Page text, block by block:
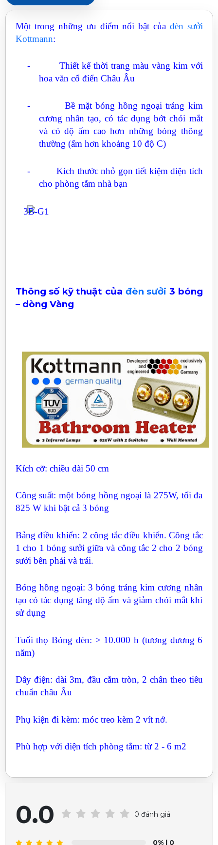
Một trong những ưu điểm nổi bật củađèn sưởi
Kottmann:
-
Thiết kế thời trang màu vàng kim với
hoa văn cổ điển Châu Âu
-
Bề mặt bóng hồng ngoại tráng kim
cương nhân tạo, có tác dụng bớt chói mắt
và có độ ấm cao hơn những bóng thông
thường (ấm hơn khoảng 10 độ C)
-
Kích thước nhỏ gọn tiết kiệm diện tích
cho phòng tắm nhà bạn
Thông số kỹ thuật của đèn sưởi 3 bóng
– dòng Vàng
Kích cỡ: chiều dài 50 cm
Công suất: một bóng hồng ngoại là 275W, tối đa
825 W khi bật cả 3 bóng
Bảng điều khiển: 2 công tắc điều khiển. Công tắc
1 cho 1 bóng sưởi giữa và công tắc 2 cho 2 bóng
sưởi bên phải và trái.
Bóng hồng ngoại: 3 bóng tráng kim cương nhân
tạo có tác dụng tăng độ ấm và giảm chói mắt khi
sử dụng
Tuổi thọ Bóng đèn: > 10.000 h (tương đương 6
năm)
Dây điện: dài 3m, đầu cắm tròn, 2 chân theo tiêu
chuẩn châu Âu
Phụ kiện đi kèm: móc treo kèm 2 vít nở.
Phù hợp với diện tích phòng tắm: từ 2 - 6 m2
0.0 0 đánh giá
0% | 0